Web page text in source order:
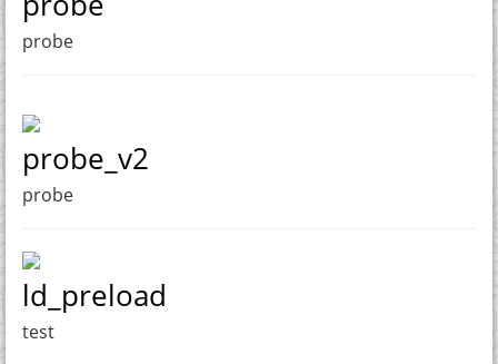
probe
probe_v2
probe
ld_preload
test